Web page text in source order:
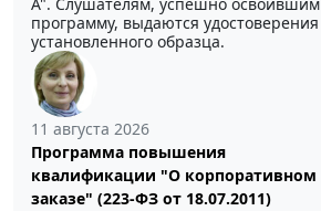
программу, выдаются удостоверения
установленного образца.
11 августа 2026
Программа повышения
квалификации "О корпоративном
заказе" (223-ФЗ от 18.07.2011)